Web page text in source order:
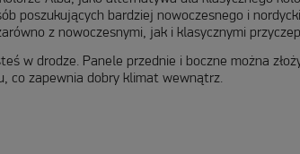
poszukujących bardziej nowoczesnego i
z nowoczesnymi, jak i klasycznymi
w drodze. Panele przednie i boczne można
co zapewnia dobry klimat wewnątrz.